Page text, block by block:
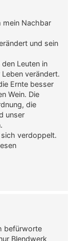
mein Nachbar
und sein
Leuten in
verändert.
Ernte besser
Wein. Die
die
unser
verdoppelt.
befürworte
Blendwerk